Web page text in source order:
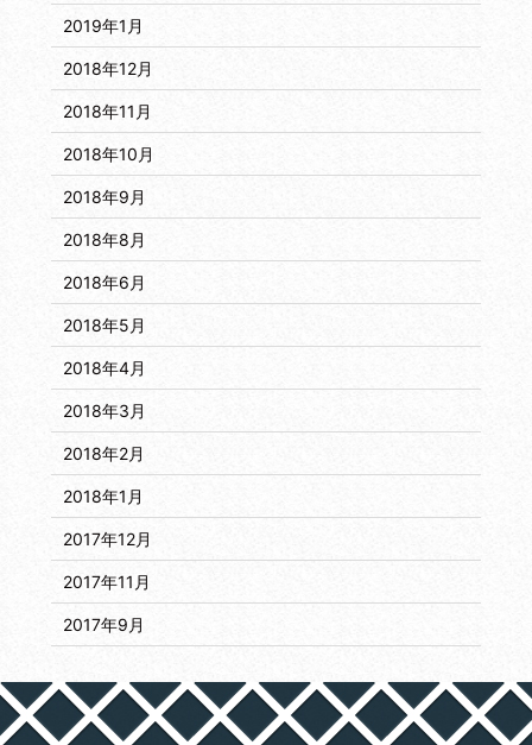
2019年1月
2018年12月
2018年11月
2018年10月
2018年9月
2018年8月
2018年6月
2018年5月
2018年4月
2018年3月
2018年2月
2018年1月
2017年12月
2017年11月
2017年9月